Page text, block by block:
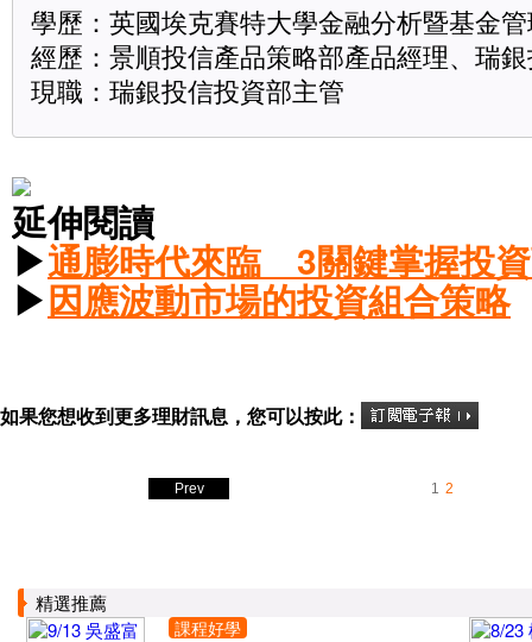
學歷：英國埃克賽特大學金融分析暨基金
經歷：景順投信產品策略部產品經理、瑞
現職：瑞銀投信投資部主管
延伸閱讀
▶通膨時代來臨 3關鍵掌握投
▶因應波動市場的投資組合策略
如果您想收到更多理財訊息，您可以按此：
Prev 1 2
精選推薦
課程好學